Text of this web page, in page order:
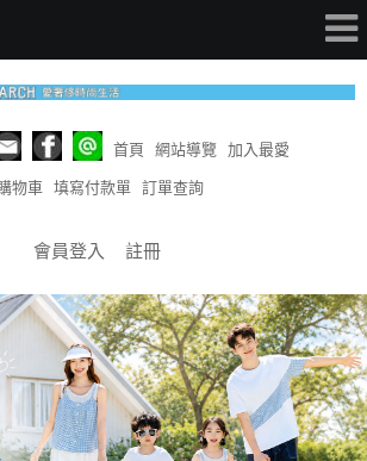
首頁 網站導覽 加入最愛
物車 填寫付款單 訂單查詢
會員登入 註冊